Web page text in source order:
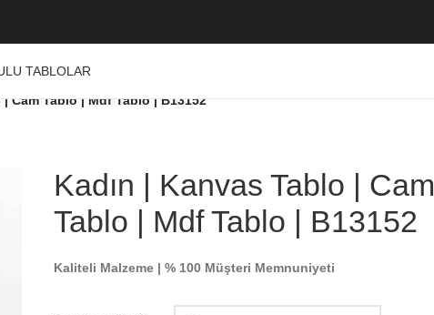
TABLOLAR
| Cam Tablo | Mdf Tablo | B13152
Kadın | Kanvas Tablo | Cam
Tablo | Mdf Tablo | B13152
Kaliteli Malzeme | % 100 Müşteri Memnuniyeti